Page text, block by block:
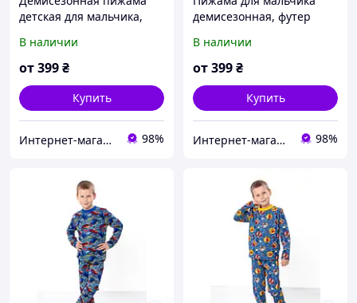
детская для мальчика,
100% хлопок, 92см, 98см,
104см, 110см, 116см,
В наличии
от399₴
Купить
Интернет-магазин детской одежды "Детки-конфетки" 98%
демисезонная, футер
98см, 104см, 110см,
116см, 122см, 128см,
В наличии
от399₴
Купить
Интернет-магазин детской одежды "Детки-конфетки" 98%